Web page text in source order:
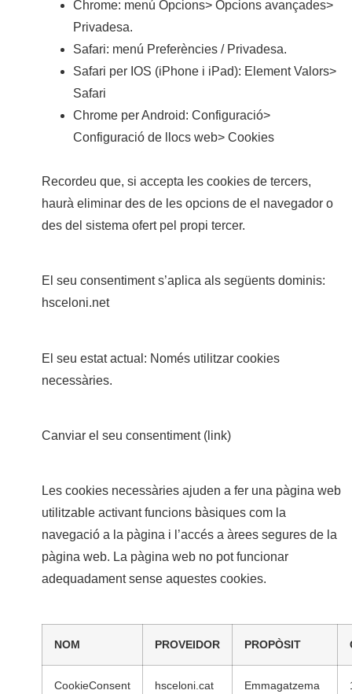
Chrome: menú Opcions> Opcions avançades>
Privadesa.
Safari: menú Preferències / Privadesa.
Safari per IOS (iPhone i iPad): Element Valors>
Safari
Chrome per Android: Configuració>
Configuració de llocs web> Cookies
Recordeu que, si accepta les cookies de tercers,
haurà eliminar des de les opcions de el navegador o
des del sistema ofert pel propi tercer.
El seu consentiment s’aplica als següents dominis:
hsceloni.net
El seu estat actual: Només utilitzar cookies
necessàries.
Canviar el seu consentiment (link)
Les cookies necessàries ajuden a fer una pàgina web
utilitzable activant funcions bàsiques com la
navegació a la pàgina i l’accés a àrees segures de la
pàgina web. La pàgina web no pot funcionar
adequadament sense aquestes cookies.
NOM PROVEIDOR PROPÒSIT
CookieConsent hsceloni.cat
Emmagatzema